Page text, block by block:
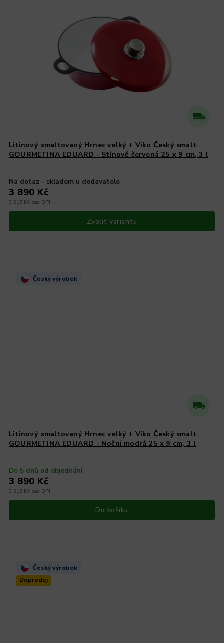
Litinový smaltovaný Hrnec velký + Víko Český smalt
GOURMETINA EDUARD - Stínově červená 25 x 9 cm, 3 l
Na dotaz - skladem u dodavatele
3 215 Kč bez DPH
3 890 Kč
Zvolit variantu
Český výrobek
Litinový smaltovaný Hrnec velký + Víko Český smalt
GOURMETINA EDUARD - Noční modrá 25 x 9 cm, 3 l
Do 5 dnů od objednání
3 215 Kč bez DPH
3 890 Kč
Do košíku
Český výrobek
Doprodej